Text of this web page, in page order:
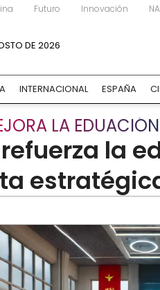
Futuro Innovación
DE 2026
INTERNACIONAL ESPAÑA
LA
la